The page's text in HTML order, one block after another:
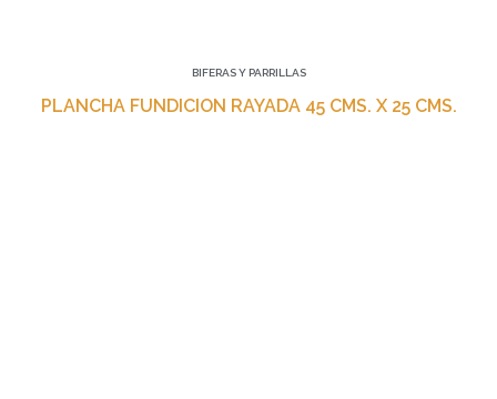
BIFERAS Y PARRILLAS
PLANCHA FUNDICION RAYADA 45 CMS. X 25 CMS.